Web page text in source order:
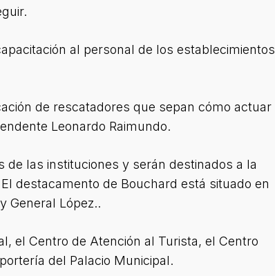
al personal de los establecimientos
de rescatadores que sepan cómo actuar
Leonardo Raimundo.
de las instituciones y serán destinados a la
destacamento de Bouchard está situado en
General López..
el Centro de Atención al Turista, el Centro
del Palacio Municipal.